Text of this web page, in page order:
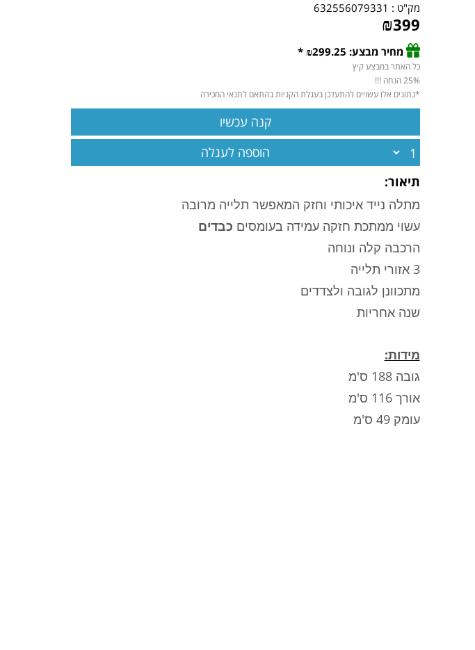
מק"ט : 632556079331
₪399
מחיר מבצע: ₪299.25 *
כל האתר במבצע קיץ
25% הנחה !!!
*נתונים אלו עשויים להתעדכן בעגלת הקניות בהתאם לתנאי המכירה
הוספה לעגלה
תיאור:
מתלה נייד איכותי וחזק המאפשר תלייה מרובה
עשוי ממתכת חזקה עמידה בעומסים כבדים
הרכבה קלה ונוחה
3 אזורי תלייה
מתכוונן לגובה ולצדדים
שנה אחריות
מידות:
גובה 188 ס'מ
אורך 116 ס'מ
עומק 49 ס'מ